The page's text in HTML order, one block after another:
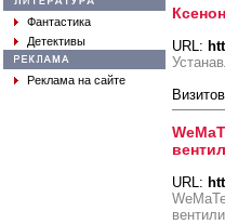
Фантастика
Детективы
Реклама на сайте
Ксенон
URL:
URL: